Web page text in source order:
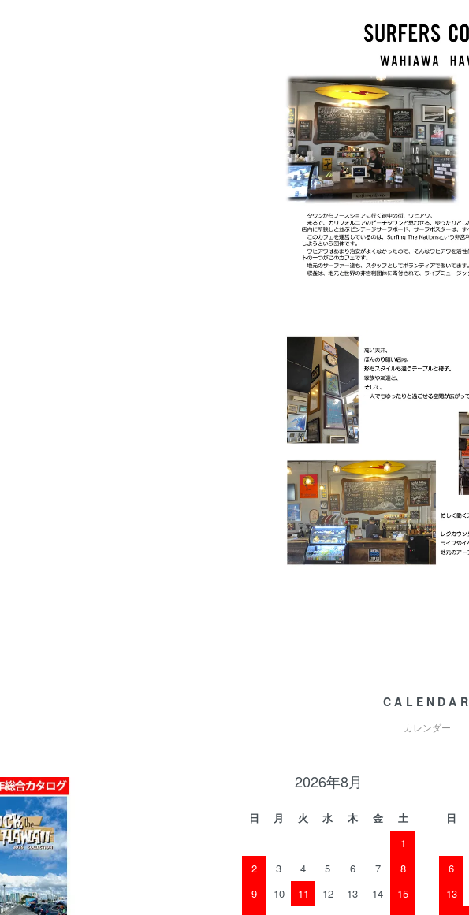
CALENDAR
カレンダー
2026年8月
日 月 火 水 木 金
土
1
2
3 4 5 6 7
8
9
10 11 12 13 14
15
日
6
13